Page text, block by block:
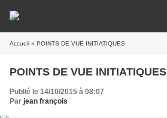
Accueil » POINTS DE VUE INITIATIQUES
POINTS DE VUE INITIATIQUES
Publié le 14/10/2015 à 08:07
Par jean françois